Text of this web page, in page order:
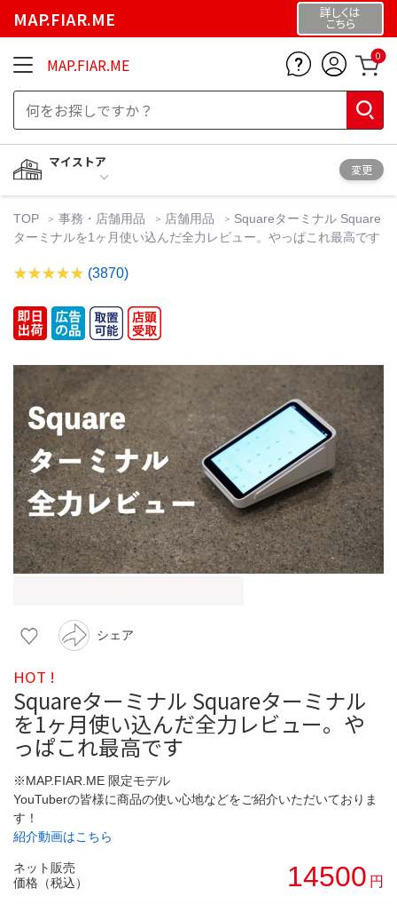
MAP.FIAR.ME 詳しくは
こちら
MAP.FIAR.ME 0
マイストア
変更
TOP 事務・店舗用品 店舗用品
Squareターミナル Square
ターミナルを1ヶ月使い込んだ全力レビュー。やっぱこれ最高です
(3870)
シェア
HOT !
Squareターミナル Squareターミナル
を1ヶ月使い込んだ全力レビュー。や
っぱこれ最高です
※MAP.FIAR.ME 限定モデル
YouTuberの皆様に商品の使い心地などをご紹介いただいておりま
す！
紹介動画はこちら
ネット販売
価格（税込）
14500 円